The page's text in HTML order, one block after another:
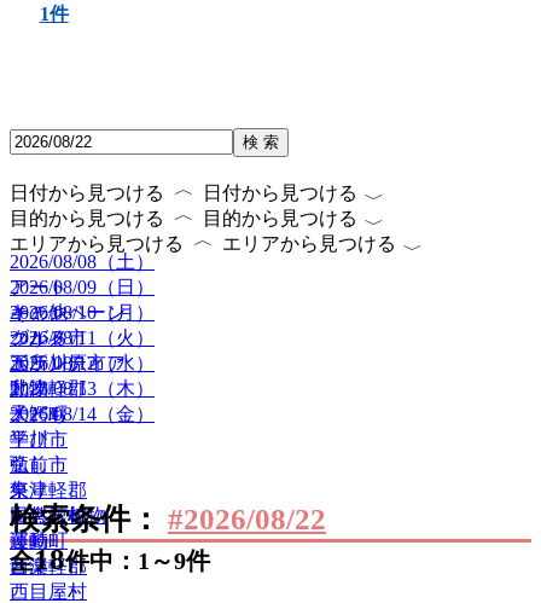
1件
検 索
日付から見つける 〈 日付から見つける 〈
2026/08/08（土）
2026/08/09（日）
2026/08/10（月）
2026/08/11（火）
2026/08/12（水）
2026/08/13（木）
2026/08/14（金）
目的から見つける 〈 目的から見つける 〈
アート
キャンペーン
グルメ
ボランティア
動物
子ども
学び
癒し
祭り
自然・植物
運動
音楽
エリアから見つける 〈 エリアから見つける 〈
その他
つがる市
五所川原市
北津軽郡
大鰐町
平川市
弘前市
東津軽郡
田舎館村
藤崎町
西津軽郡
西目屋村
検索条件： #2026/08/22
全18件中：1～9件